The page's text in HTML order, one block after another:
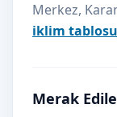
Merkez,
iklim tablosu
Merak